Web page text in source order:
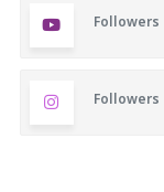
Followers
Followers